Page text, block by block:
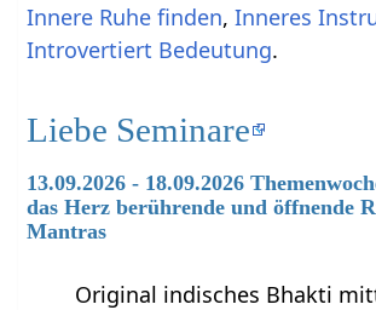
Innere Ruhe finden,Inneres
Introvertiert Bedeutung.
Liebe Seminare
13.09.2026 - 18.09.2026
das Herz berührende und öffnende
Mantras
Original indisches Bhakti